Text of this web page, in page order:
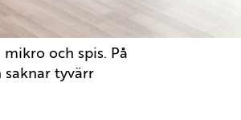
med bord och
finns även en
och spis. På
tyvärr